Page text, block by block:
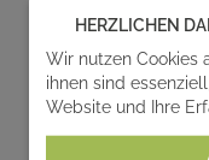
HERZLICHEN
Wir nutzen Cookies
ihnen sind
Website und Ihre